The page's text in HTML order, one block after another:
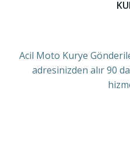
Acil Moto Kurye
adresinizden alır 90